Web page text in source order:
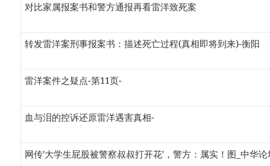
对比家属报案书和警方通报再看雷洋致死案
转发雷洋案刑事报案书：描述死亡过程(真相即将到来)-衡阳
雷洋案件之疑点-第11页-
血与泪的控诉还原雷洋遇害真相-
网传'大学生屁股被警察叔叔打开花'，警方：属实！图_中华